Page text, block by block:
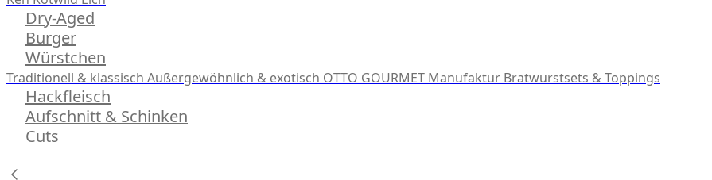
Dry-Aged
Burger
Würstchen
Traditionell & klassisch Außergewöhnlich & exotisch OTTO GOURMET Manufaktur Bratwurstsets & Toppings
Hackfleisch
Aufschnitt & Schinken
Cuts